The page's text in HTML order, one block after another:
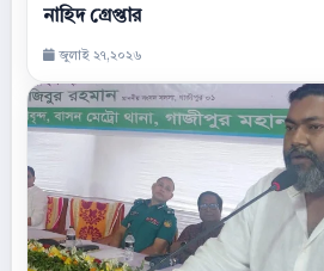
নাহিদ গ্রেপ্তার
জুলাই ২৭,২০২৬